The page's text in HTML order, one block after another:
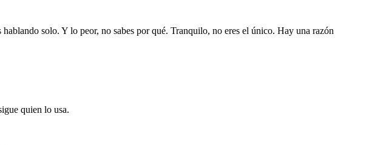
solo. Y lo peor, no sabes por qué. Tranquilo, no eres el único. Hay una razón
quien lo usa.